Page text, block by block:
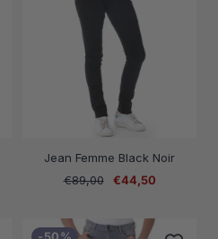
Jean Femme Black Noir
Prix
€89,00
Prix
vente
€44,50